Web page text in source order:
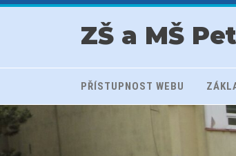
ZŠ a MŠ
PŘÍSTUPNOST WEBU